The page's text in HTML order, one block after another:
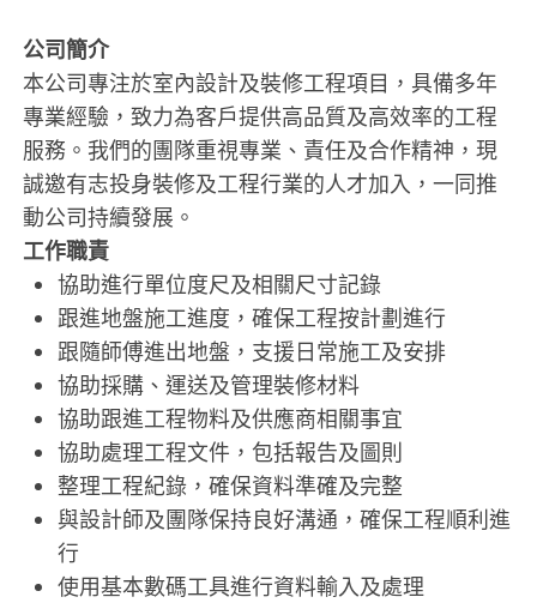
公司簡介
本公司專注於室內設計及裝修工程項目，具備多年
專業經驗，致力為客戶提供高品質及高效率的工程
服務。我們的團隊重視專業、責任及合作精神，現
誠邀有志投身裝修及工程行業的人才加入，一同推
動公司持續發展。
工作職責
協助進行單位度尺及相關尺寸記錄
跟進地盤施工進度，確保工程按計劃進行
跟隨師傅進出地盤，支援日常施工及安排
協助採購、運送及管理裝修材料
協助跟進工程物料及供應商相關事宜
協助處理工程文件，包括報告及圖則
整理工程紀錄，確保資料準確及完整
與設計師及團隊保持良好溝通，確保工程順利進
行
使用基本數碼工具進行資料輸入及處理